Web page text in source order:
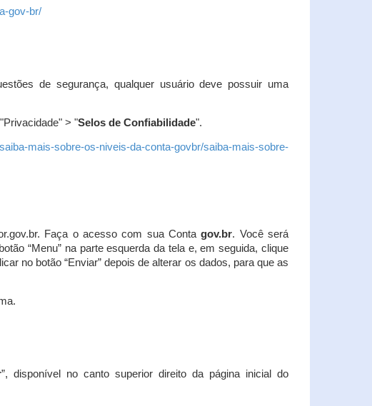
gov-br/
de segurança, qualquer usuário deve possuir uma
> "Selos de Confiabilidade".
mais-sobre-os-niveis-da-conta-govbr/saiba-mais-sobre-
Faça o acesso com sua Contagov.br. Você será
“Menu” na parte esquerda da tela e, em seguida, clique
no botão “Enviar” depois de alterar os dados, para que as
”, disponível no canto superior direito da página inicial do